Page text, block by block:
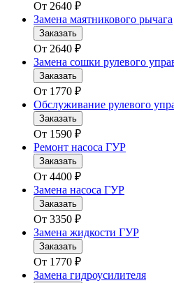
От 2640 ₽
Замена маятникового рычага
Заказать
От 2640 ₽
Замена сошки рулевого
Заказать
От 1770 ₽
Обслуживание рулевого
Заказать
От 1590 ₽
Ремонт насоса ГУР
Заказать
От 4400 ₽
Замена насоса ГУР
Заказать
От 3350 ₽
Замена жидкости ГУР
Заказать
От 1770 ₽
Замена гидроусилителя